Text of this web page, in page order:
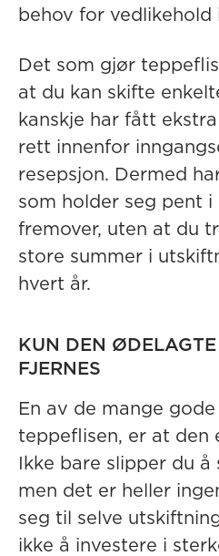
behov for vedlikehold
Det som gjør
at du kan skifte
kanskje har fått
rett innenfor
resepsjon. Dermed
som holder seg pent i
fremover, uten at du
store summer i
hvert år.
KUN DEN
FJERNES
En av de mange
teppeflisen, er at den
Ikke bare slipper du
men det er heller
seg til selve
ikke å investere i